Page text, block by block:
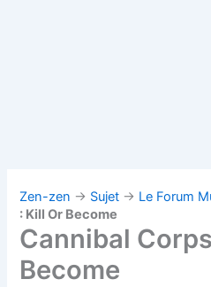
Zen-zen → Sujet → Le Forum
: Kill Or Become
Cannibal
Become